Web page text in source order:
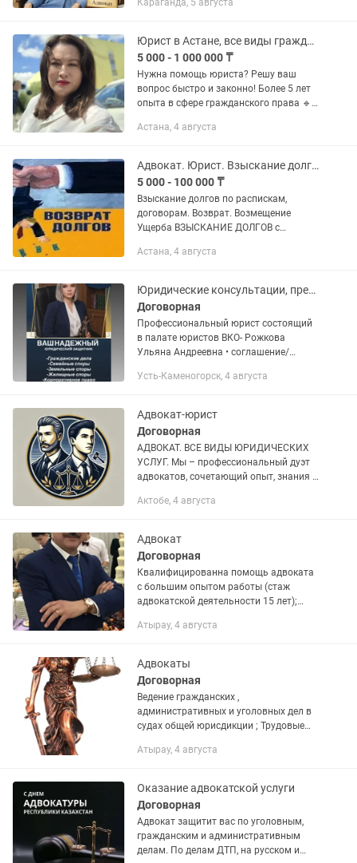
ПРОФЕССИОНАЛЬНОЙ
надежная защита и представитель в
правоохранительных...
Караганда, 5 августа
Юрист в Астане, все виды гражданских дел
5 000 - 1 000 000 ₸
Нужна помощь юриста? Решу ваш
вопрос быстро и законно! Более 5 лет
опыта в сфере гражданского права 🔹
семейным, жилищным и
исков,...
Астана, 4 августа
Адвокат. Юрист. Взыскание долгов по распискам без расписок.
5 000 - 100 000 ₸
Взыскание долгов по распискам,
договорам. Возврат. Возмещение
Ущерба ВЗЫСКАНИЕ ДОЛГОВ с
распискам, договорам, накладным,
перепискам и...
Астана, 4 августа
Юридические консультации, представительство в суде
Договорная
Профессиональный юрист состоящий
в палате юристов ВКО- Рожкова
Ульяна Андреевна • соглашение/
ходатайство/ жалоба/отзыв и другие.
Усть-Каменогорск, 4 августа
Адвокат-юрист
Договорная
АДВОКАТ. ВСЕ ВИДЫ ЮРИДИЧЕСКИХ
УСЛУГ. Мы – профессиональный дуэт
адвокатов, сочетающий опыт, знания и
защите. Мы ведём все категории дел –
Актобе, 4 августа
Адвокат
Договорная
Квалифицированна помощь адвоката
с большим опытом работы (стаж
адвокатской деятельности 15 лет);
обязательства (в том числе принятые
Атырау, 4 августа
Адвокаты
Договорная
Ведение гражданских ,
административных и уголовных дел в
судах общей юрисдикции ; Трудовые
жилищные споры; Возмещение
взыскание...
Атырау, 4 августа
Оказание адвокатской услуги
Договорная
Адвокат защитит вас по уголовным,
гражданским и административным
делам. По делам ДТП, на русском и